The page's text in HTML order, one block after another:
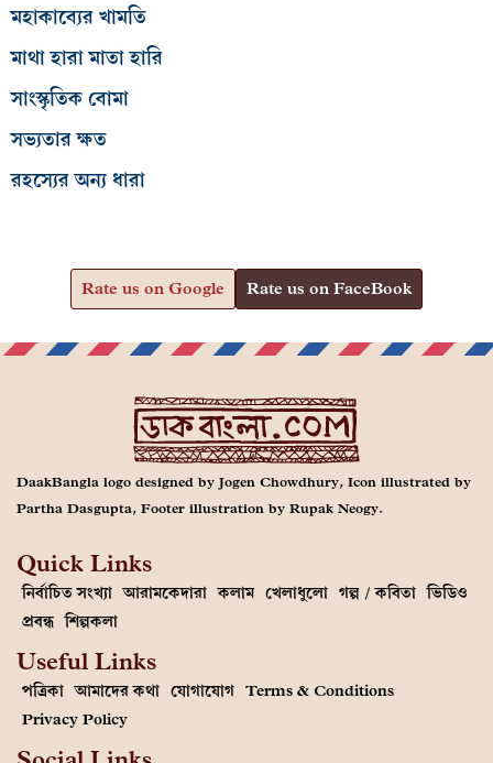
মহাকাব্যের খামতি
মাথা হারা মাতা হারি
সাংস্কৃতিক বোমা
সভ্যতার ক্ষত
রহস্যের অন্য ধারা
Rate us on Google Rate us on FaceBook
DaakBangla logo designed by Jogen Chowdhury, Icon illustrated by
Partha Dasgupta, Footer illustration by Rupak Neogy.
Quick Links
নির্বাচিত সংখ্যা আরামকেদারা কলাম খেলাধুলো গল্প / কবিতা ভিডিও
প্রবন্ধ শিল্পকলা
Useful Links
পত্রিকা আমাদের কথা যোগাযোগ Terms & Conditions
Privacy Policy